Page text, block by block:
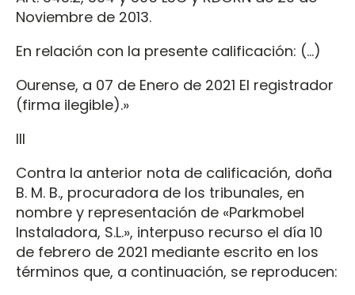
Noviembre de 2013.
En relación con la presente calificación: (…)
Ourense, a 07 de Enero de 2021 El registrador
(firma ilegible).»
III
Contra la anterior nota de calificación, doña
B. M. B., procuradora de los tribunales, en
nombre y representación de «Parkmobel
Instaladora, S.L.», interpuso recurso el día 10
de febrero de 2021 mediante escrito en los
términos que, a continuación, se reproducen: